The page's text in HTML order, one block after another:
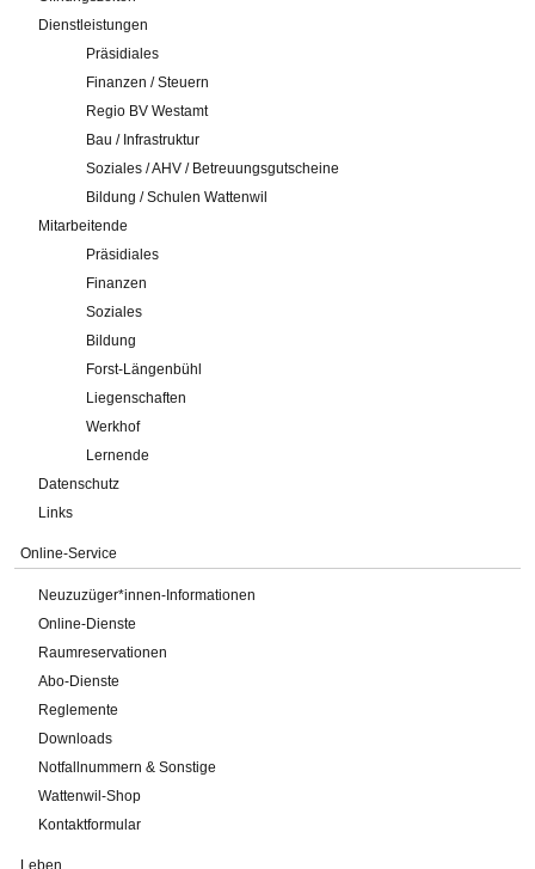
Dienstleistungen
Präsidiales
Finanzen / Steuern
Regio BV Westamt
Bau / Infrastruktur
Soziales / AHV / Betreuungsgutscheine
Bildung / Schulen Wattenwil
Mitarbeitende
Präsidiales
Finanzen
Soziales
Bildung
Forst-Längenbühl
Liegenschaften
Werkhof
Lernende
Datenschutz
Links
Online-Service
Neuzuzüger*innen-Informationen
Online-Dienste
Raumreservationen
Abo-Dienste
Reglemente
Downloads
Notfallnummern & Sonstige
Wattenwil-Shop
Kontaktformular
Leben